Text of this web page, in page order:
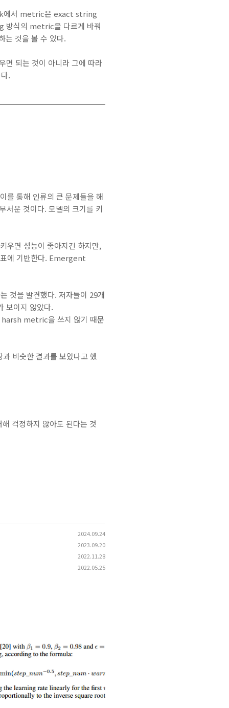
에서 metric은 exact string
식의 metric을 다르게 바꿔
는 것을 볼 수 있다.
면 되는 것이 아니라 그에 따라
.
를 통해 인류의 큰 문제들을 해
서운 것이다. 모델의 크기를 키
우면 성능이 좋아지긴 하지만,
에 기반한다. Emergent
것을 발견했다. 저자들이 29개
이지 않았다.
metric을 쓰지 않기 때문
비슷한 결과를 보았다고 했
걱정하지 않아도 된다는 것
2024.09.24
2023.09.20
2022.11.28
2022.05.25